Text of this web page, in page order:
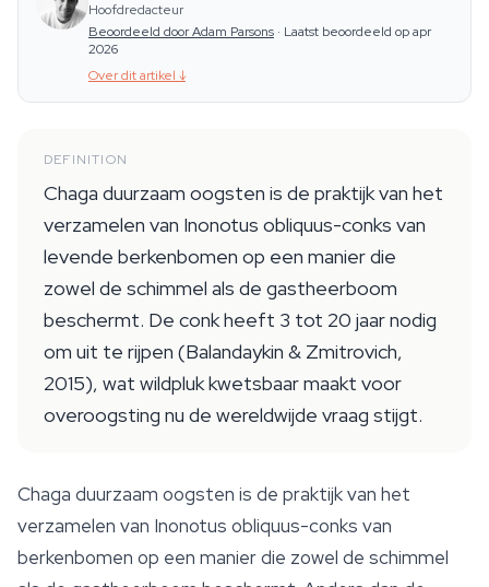
Hoofdredacteur
Beoordeeld door Adam Parsons · Laatst beoordeeld op apr
2026
Over dit artikel ↓
DEFINITION
Chaga duurzaam oogsten is de praktijk van het
verzamelen van Inonotus obliquus-conks van
levende berkenbomen op een manier die
zowel de schimmel als de gastheerboom
beschermt. De conk heeft 3 tot 20 jaar nodig
om uit te rijpen (Balandaykin & Zmitrovich,
2015), wat wildpluk kwetsbaar maakt voor
overoogsting nu de wereldwijde vraag stijgt.
Chaga duurzaam oogsten is de praktijk van het
verzamelen van Inonotus obliquus-conks van
berkenbomen op een manier die zowel de schimmel